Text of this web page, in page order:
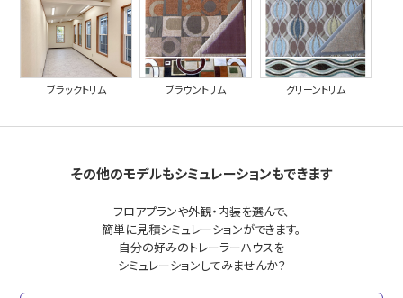
ブラックトリム ブラウントリム グリーントリム
その他のモデルもシミュレーションもできます
フロアプランや外観・内装を選んで、
簡単に見積シミュレーションができます。
自分の好みのトレーラーハウスを
シミュレーションしてみませんか？